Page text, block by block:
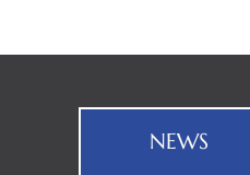
NEWS